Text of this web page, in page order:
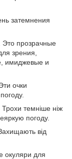
затемнения
Это прозрачные
зрения,
имиджевые и
очки
Трохи темніше ніж
погоду.
від
окуляри для